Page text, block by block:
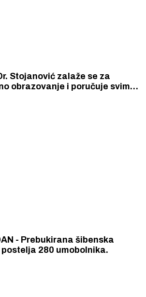
Stojanović zalaže se za
obrazovanje i poručuje svima:
- Prebukirana šibenska
280 umobolnika.